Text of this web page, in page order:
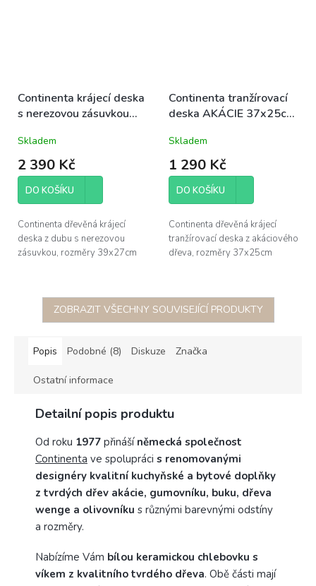
Continenta krájecí deska
s nerezovou zásuvkou
Skladem
2 390 Kč
DO KOŠÍKU
Continenta dřevěná krájecí
deska z dubu s nerezovou
zásuvkou, rozměry 39x27cm
Continenta tranžírovací
deska AKÁCIE 37x25cm
kuchyňské prkénko
Skladem
1 290 Kč
DO KOŠÍKU
Continenta dřevěná krájecí
tranžírovací deska z akáciového
dřeva, rozměry 37x25cm
ZOBRAZIT VŠECHNY SOUVISEJÍCÍ PRODUKTY
Popis Podobné (8) Diskuze Značka
Ostatní informace
Detailní popis produktu
Od roku 1977 přináší německá společnost
Continenta ve spolupráci s renomovanými
designéry kvalitní kuchyňské a bytové doplňky
z tvrdých dřev akácie, gumovníku, buku, dřeva
wenge a olivovníku s různými barevnými odstíny
a rozměry.
Nabízíme Vám bílou keramickou chlebovku s
víkem z kvalitního tvrdého dřeva. Obě části mají